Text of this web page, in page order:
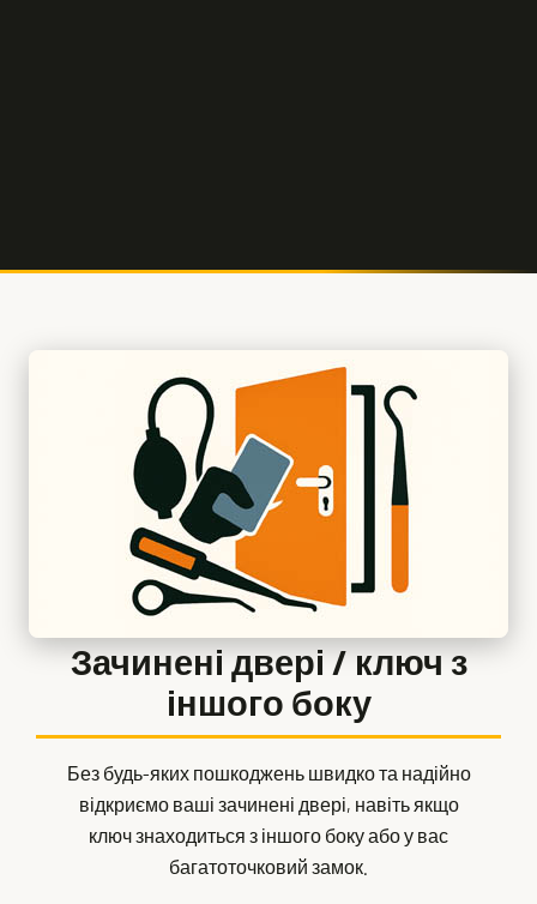
Зачинені двері / ключ з
іншого боку
Без будь-яких пошкоджень швидко та надійно
відкриємо ваші зачинені двері, навіть якщо
ключ знаходиться з іншого боку або у вас
багатоточковий замок.